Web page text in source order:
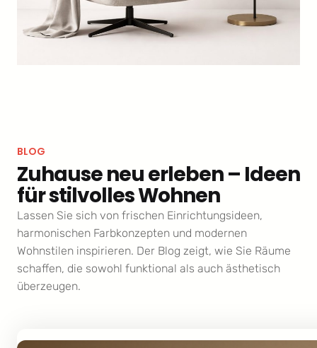
BLOG
Zuhause neu erleben – Ideen
für stilvolles Wohnen
Lassen Sie sich von frischen Einrichtungsideen,
harmonischen Farbkonzepten und modernen
Wohnstilen inspirieren. Der Blog zeigt, wie Sie Räume
schaffen, die sowohl funktional als auch ästhetisch
überzeugen.